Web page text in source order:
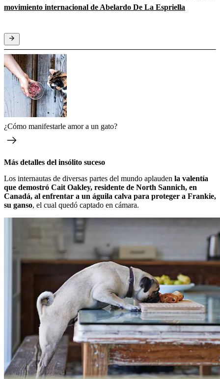
movimiento internacional de Abelardo De La Espriella
¿Cómo manifestarle amor a un gato?
Más detalles del insólito suceso
Los internautas de diversas partes del mundo aplauden la valentía
que demostró Cait Oakley, residente de North Sannich, en
Canadá, al enfrentar a un águila calva para proteger a Frankie,
su ganso, el cual quedó captado en cámara.